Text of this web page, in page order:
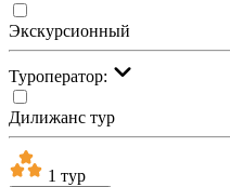
Экскурсионный
Туроператор:
Дилижанс тур
1 тур